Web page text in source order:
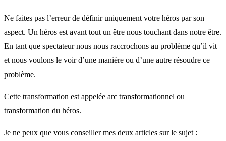
Ne faites pas l’erreur de définir uniquement votre héros par son
aspect. Un héros est avant tout un être nous touchant dans notre être.
En tant que spectateur nous nous raccrochons au problème qu’il vit
et nous voulons le voir d’une manière ou d’une autre résoudre ce
problème.
Cette transformation est appelée arc transformationnel ou
transformation du héros.
Je ne peux que vous conseiller mes deux articles sur le sujet :